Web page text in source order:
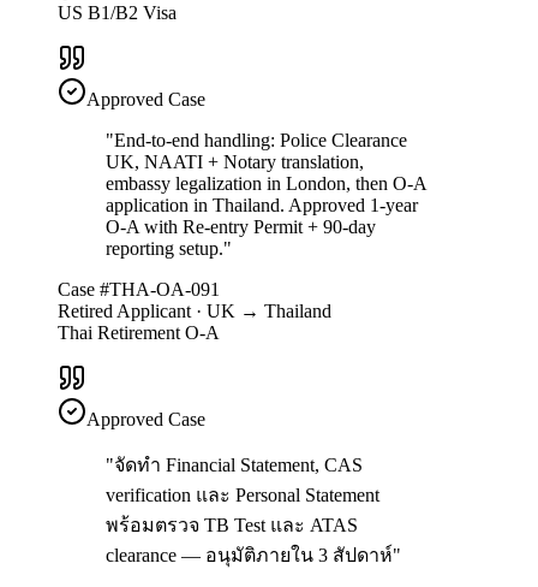
US B1/B2 Visa
Approved Case
"End-to-end handling: Police Clearance
UK, NAATI + Notary translation,
embassy legalization in London, then O-A
application in Thailand. Approved 1-year
O-A with Re-entry Permit + 90-day
reporting setup."
Case #THA-OA-091
Retired Applicant · UK → Thailand
Thai Retirement O-A
Approved Case
"จัดทำ Financial Statement, CAS
verification และ Personal Statement
พร้อมตรวจ TB Test และ ATAS
clearance — อนุมัติภายใน 3 สัปดาห์"